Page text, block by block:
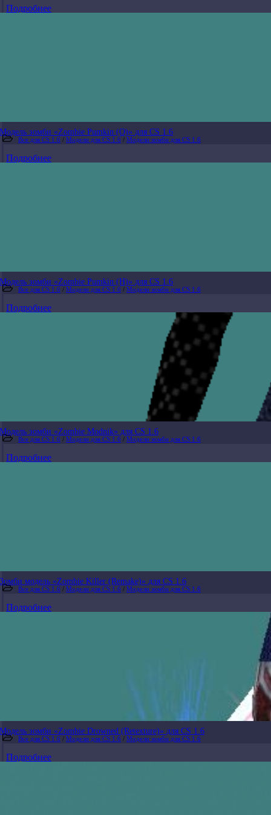
Подробнее
Модель зомби «Zombie Pumkin (O)» для CS 1.6
Все для CS 1.6 / Модели для CS 1.6 / Модели зомби для CS 1.6
Подробнее
Модель зомби «Zombie Pumkin (H)» для CS 1.6
Все для CS 1.6 / Модели для CS 1.6 / Модели зомби для CS 1.6
Подробнее
Модель зомби «Zombie Modnik» для CS 1.6
Все для CS 1.6 / Модели для CS 1.6 / Модели зомби для CS 1.6
Подробнее
Зомби модель «Zombie Killer (Remake)» для CS 1.6
Все для CS 1.6 / Модели для CS 1.6 / Модели зомби для CS 1.6
Подробнее
Модель зомби «Zombie Drowned (Retexture)» для CS 1.6
Все для CS 1.6 / Модели для CS 1.6 / Модели зомби для CS 1.6
Подробнее